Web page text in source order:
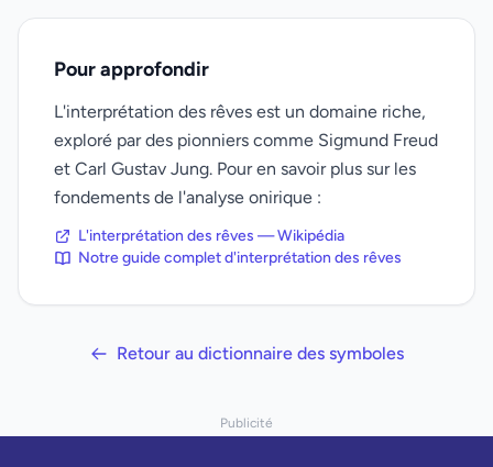
Pour approfondir
L'interprétation des rêves est un domaine riche,
exploré par des pionniers comme Sigmund Freud
et Carl Gustav Jung. Pour en savoir plus sur les
fondements de l'analyse onirique :
L'interprétation des rêves — Wikipédia
Notre guide complet d'interprétation des rêves
Retour au dictionnaire des symboles
Publicité